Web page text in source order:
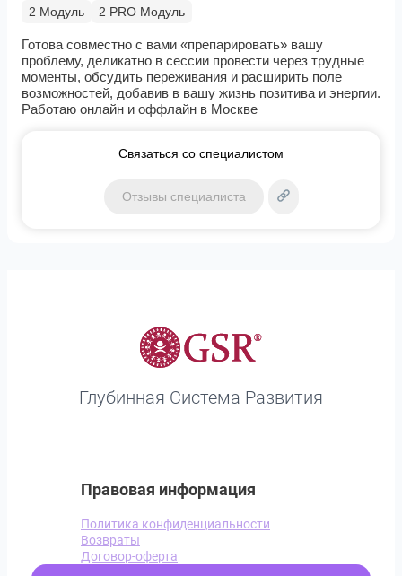
2 Модуль
2 PRO Модуль
Готова совместно с вами «препарировать» вашу
проблему, деликатно в сессии провести через трудные
моменты, обсудить переживания и расширить поле
возможностей, добавив в вашу жизнь позитива и энергии.
Работаю онлайн и оффлайн в Москве
Связаться со специалистом
Отзывы специалиста
Глубинная Система Развития
Правовая информация
Политика конфиденциальности
Возвраты
Договор-оферта